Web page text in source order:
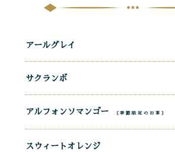
アールグレイ
サクランボ
アルフォンソマンゴー 〔季節限定のお茶〕
スウィートオレンジ